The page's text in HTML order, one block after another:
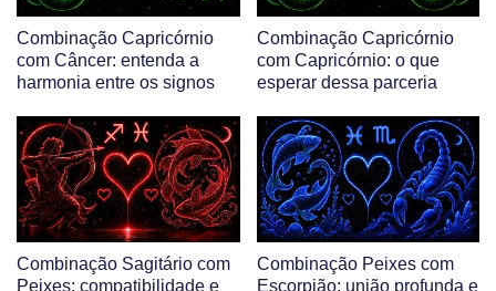
Combinação Capricórnio
com Câncer: entenda a
harmonia entre os signos
Combinação Capricórnio
com Capricórnio: o que
esperar dessa parceria
Combinação Sagitário com
Peixes: compatibilidade e
Combinação Peixes com
Escorpião: união profunda e